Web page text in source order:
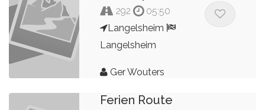
292
05:50
Langelsheim
Langelsheim
Ger Wouters
Ferien Route